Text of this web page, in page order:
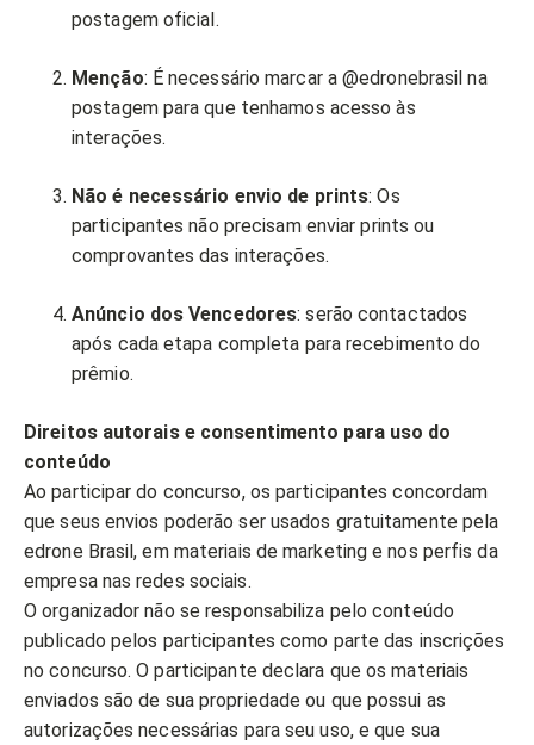
postagem oficial.
Menção: É necessário marcar a @edronebrasil na
postagem para que tenhamos acesso às
interações.
Não é necessário envio de prints: Os
participantes não precisam enviar prints ou
comprovantes das interações.
Anúncio dos Vencedores: serão contactados
após cada etapa completa para recebimento do
prêmio.
Direitos autorais e consentimento para uso do
conteúdo
Ao participar do concurso, os participantes concordam
que seus envios poderão ser usados gratuitamente pela
edrone Brasil, em materiais de marketing e nos perfis da
empresa nas redes sociais.
O organizador não se responsabiliza pelo conteúdo
publicado pelos participantes como parte das inscrições
no concurso. O participante declara que os materiais
enviados são de sua propriedade ou que possui as
autorizações necessárias para seu uso, e que sua